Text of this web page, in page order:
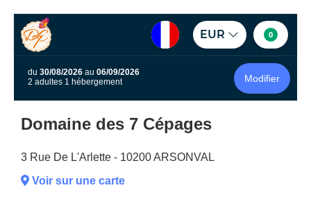
EUR 0
du 30/08/2026 au 06/09/2026
2 adultes 1 hébergement
Modifier
Domaine des 7 Cépages
3 Rue De L'Arlette - 10200 ARSONVAL
Voir sur une carte